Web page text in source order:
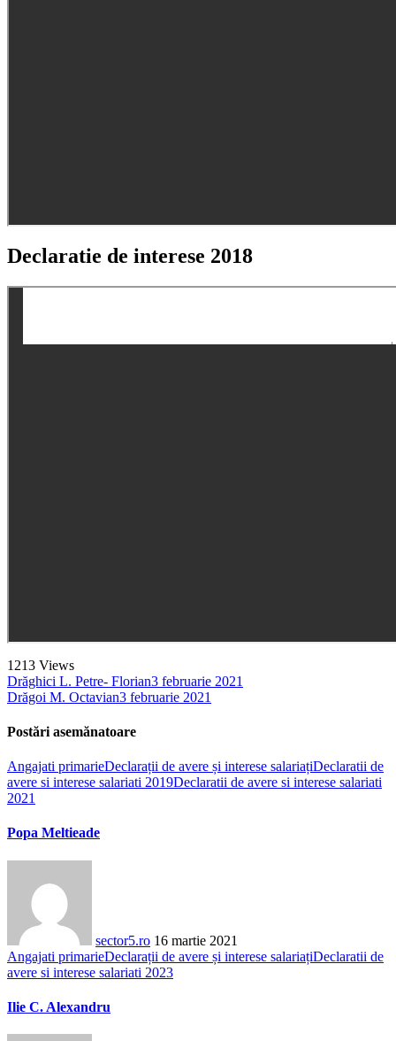
Declaratie de interese 2018
1213 Views
Drăghici L. Petre- Florian3 februarie 2021
Drăgoi M. Octavian3 februarie 2021
Postări asemănatoare
Angajati primarieDeclarații de avere și interese salariațiDeclaratii de
avere si interese salariati 2019Declaratii de avere si interese salariati
2021
Popa Meltieade
sector5.ro 16 martie 2021
Angajati primarieDeclarații de avere și interese salariațiDeclaratii de
avere si interese salariati 2023
Ilie C. Alexandru